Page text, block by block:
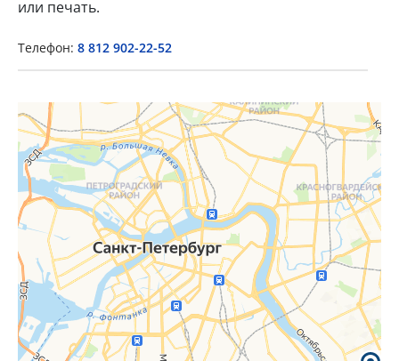
или печать.
Телефон: 8 812 902-22-52
Popup Title
×
Popup Content